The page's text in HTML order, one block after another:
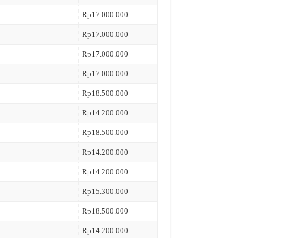
Rp17.000.000
Rp17.000.000
Rp17.000.000
Rp17.000.000
Rp18.500.000
Rp14.200.000
Rp18.500.000
Rp14.200.000
Rp14.200.000
Rp15.300.000
Rp18.500.000
Rp14.200.000